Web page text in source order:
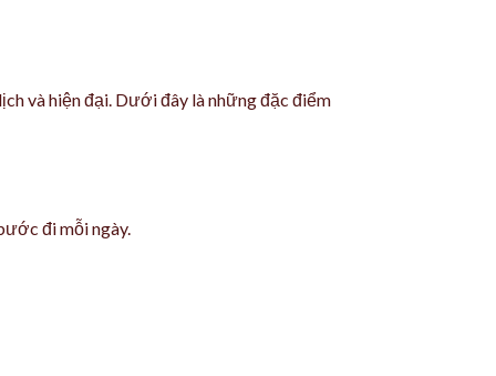
và hiện đại. Dưới đây là những đặc điểm
đi mỗi ngày.